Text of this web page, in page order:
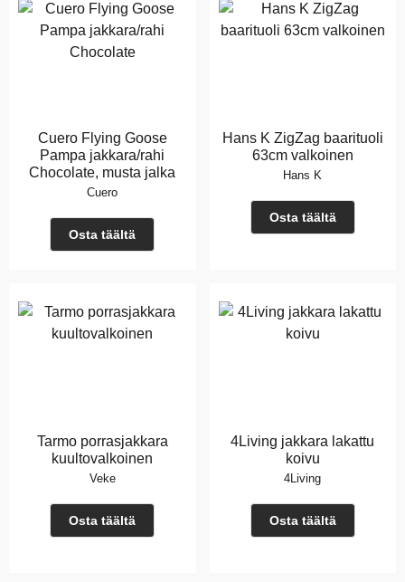
Cuero Flying Goose
Pampa jakkara/rahi
Chocolate, musta jalka
Cuero
Osta täältä
Hans K ZigZag baarituoli
63cm valkoinen
Hans K
Osta täältä
Tarmo porrasjakkara
kuultovalkoinen
Veke
Osta täältä
4Living jakkara lakattu
koivu
4Living
Osta täältä